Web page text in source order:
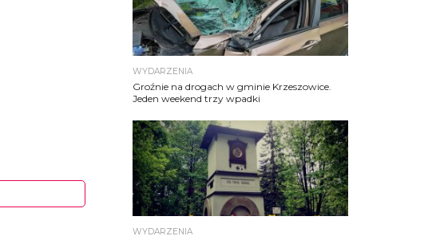
WYDARZENIA
Groźnie na drogach w gminie Krzeszowice.
Jeden weekend trzy wpadki
WYDARZENIA